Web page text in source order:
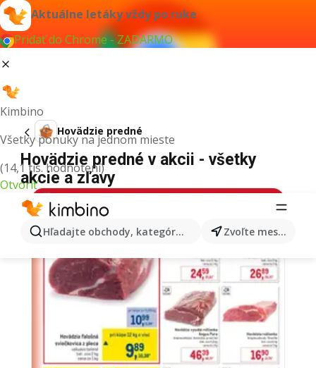
Aktuálne letáky vždy po ruke
Pridať do Chrome - ZADARMO
Kimbino
Všetky ponuky na jednom mieste
(14,1 tis. hodnotení)
Otvoriť
Hľadajte obchody, kategórie, produkty... Zvoľte mesto
Hovädzie predné
Hovädzie predné v akcii - všetky
akcie a zľavy